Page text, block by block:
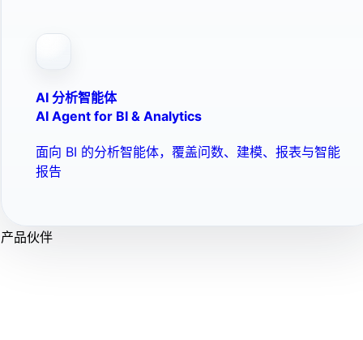
AI 分析智能体
AI Agent for BI & Analytics
面向 BI 的分析智能体，覆盖问数、建模、报表与智能
报告
产品伙伴